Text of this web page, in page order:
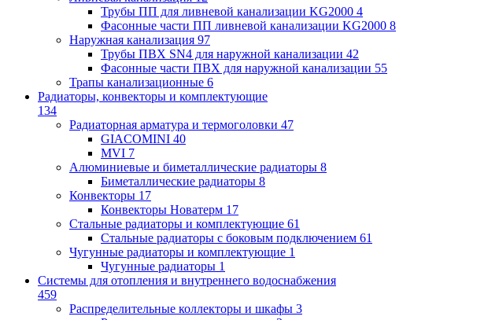
Трубы ПП для ливневой канализации KG2000 4
Фасонные части ПП ливневой канализации KG2000 8
Наружная канализация 97
Трубы ПВХ SN4 для наружной канализации 42
Фасонные части ПВХ для наружной канализации 55
Трапы канализационные 6
Радиаторы, конвекторы и комплектующие
134
Радиаторная арматура и термоголовки 47
GIACOMINI 40
MVI 7
Алюминиевые и биметаллические радиаторы 8
Биметаллические радиаторы 8
Конвекторы 17
Конвекторы Новатерм 17
Стальные радиаторы и комплектующие 61
Стальные радиаторы с боковым подключением 61
Чугунные радиаторы и комплектующие 1
Чугунные радиаторы 1
Системы для отопления и внутреннего водоснабжения
459
Распределительные коллекторы и шкафы 3